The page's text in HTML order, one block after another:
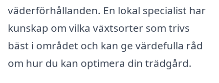
väderförhållanden. En lokal specialist har
kunskap om vilka växtsorter som trivs
bäst i området och kan ge värdefulla råd
om hur du kan optimera din trädgård.